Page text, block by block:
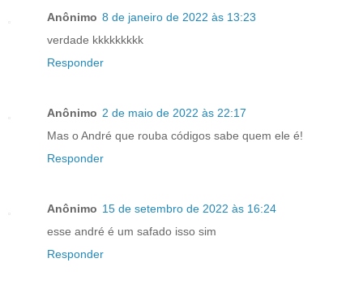
Anônimo 8 de janeiro de 2022 às 13:23
verdade kkkkkkkkk
Responder
Anônimo 2 de maio de 2022 às 22:17
Mas o André que rouba códigos sabe quem ele é!
Responder
Anônimo 15 de setembro de 2022 às 16:24
esse andré é um safado isso sim
Responder